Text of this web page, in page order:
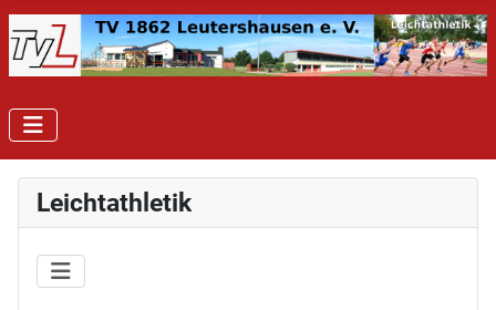
Leichtathletik